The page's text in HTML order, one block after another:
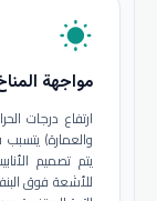
wb_sunny
مواجهة
ارتفاع درجات
والعمارة) يتسبب
يتم تصميم
للأشعة فوق